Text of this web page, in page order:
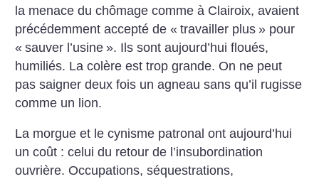
la menace du chômage comme à Clairoix, avaient
précédemment accepté de « travailler plus » pour
« sauver l’usine ». Ils sont aujourd’hui floués,
humiliés. La colère est trop grande. On ne peut
pas saigner deux fois un agneau sans qu’il rugisse
comme un lion.
La morgue et le cynisme patronal ont aujourd’hui
un coût : celui du retour de l’insubordination
ouvrière. Occupations, séquestrations,